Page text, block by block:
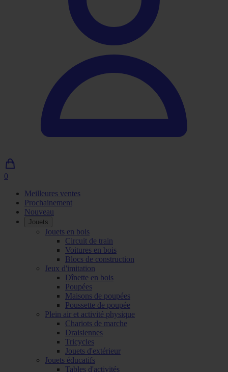
0
dans
panier
Meilleures ventes
Prochainement
Nouveau
Jouets
Jouets en bois
Circuit de train
Voitures en bois
Blocs de construction
Jeux d'imitation
Dînette en bois
Poupées
Maisons de poupées
Poussette de poupée
Plein air et activité physique
Chariots de marche
Draisiennes
Tricycles
Jouets d'extérieur
Jouets éducatifs
Tables d'activités